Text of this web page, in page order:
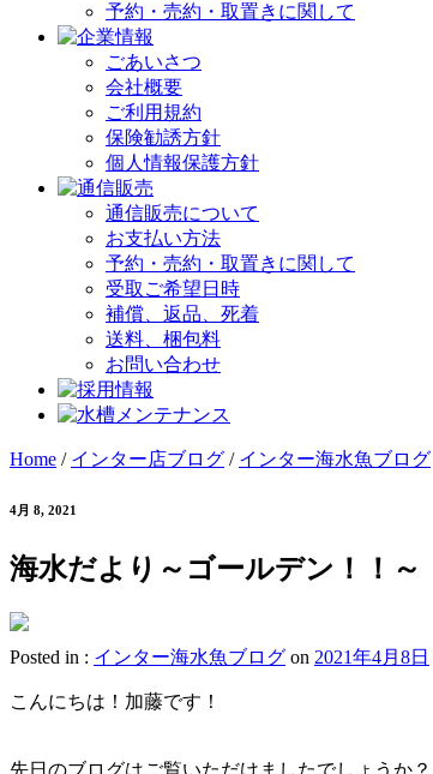
予約・売約・取置きに関して
ごあいさつ
会社概要
ご利用規約
保険勧誘方針
個人情報保護方針
通信販売について
お支払い方法
予約・売約・取置きに関して
受取ご希望日時
補償、返品、死着
送料、梱包料
お問い合わせ
Home / インター店ブログ / インター海水魚ブログ
4月 8, 2021
海水だより～ゴールデン！！～
Posted in : インター海水魚ブログ on 2021年4月8日
こんにちは！加藤です！
先日のブログはご覧いただけましたでしょうか？